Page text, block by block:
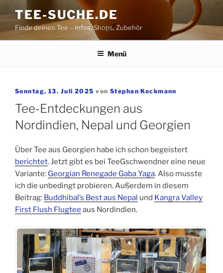
Inhalt
springen
TEE-SUCHE.DE
Finde deinen Tee – Infos, Shops, Zubehör
Menü
Veröffentlicht
Sonntag, 13. Juli 2025 von Stephan Kockmann
Tee-Entdeckungen aus
Nordindien, Nepal und Georgien
Über Tee aus Georgien habe ich schon begeistert
berichtet. Jetzt gibt es bei TeeGschwendner eine neue
Variante: Georgian Renegade Gaba Yaga. Also musste
ich die unbedingt probieren. Außerdem in diesem
Beitrag: Buddhibal’s Best aus Nepal und Kangra Valley
First Flush Flugtee aus Nordindien.